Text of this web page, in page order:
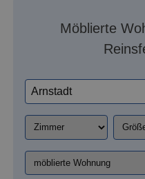
Möblierte